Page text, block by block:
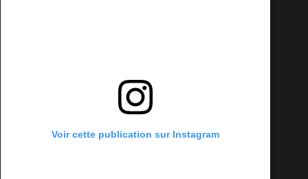
Voir cette publication sur Instagram